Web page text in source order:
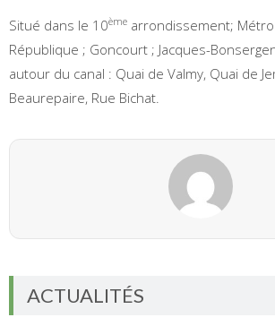
Situé dans le 10ème arrondissement; Métro
République ; Goncourt ; Jacques-
autour du canal : Quai de Valmy, Quai de
Beaurepaire, Rue Bichat.
ACTUALITÉS